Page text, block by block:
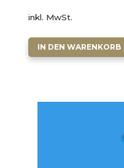
inkl. MwSt.
IN DEN WARENKORB